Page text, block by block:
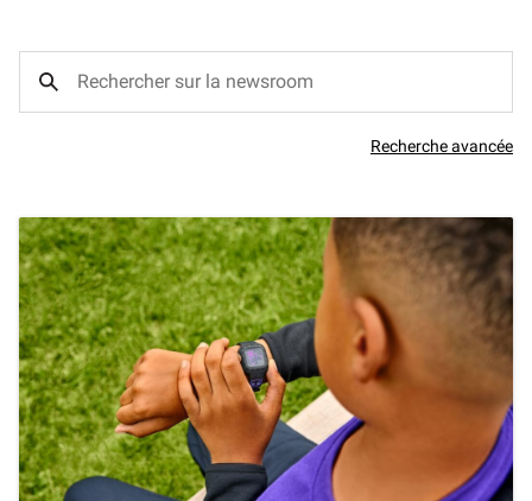
Recherche avancée